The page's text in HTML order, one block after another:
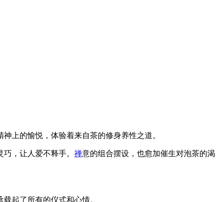
上的愉悦，体验着来自茶的修身养性之道。
，让人爱不释手。 禅意的组合摆设，也愈加催生对泡茶的渴
起了所有的仪式和心情。